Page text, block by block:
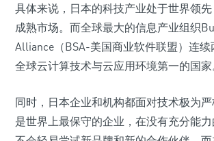
具体来说，日本的科技产业处于世界领
成熟市场。而全球最大的信息产业组织
Alliance（BSA-美国商业软件联盟）连续
全球云计算技术与云应用环境第一的国家
同时，日本企业和机构都面对技术极为
是世界上最保守的企业，在没有充分能